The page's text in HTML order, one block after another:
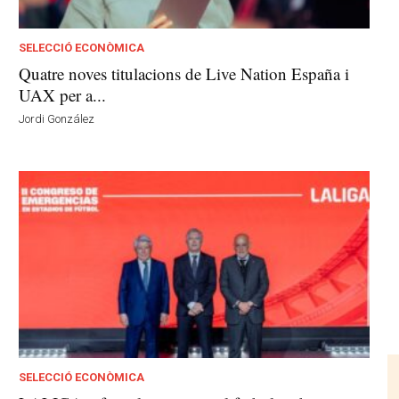
SELECCIÓ ECONÒMICA
Quatre noves titulacions de Live Nation España i
UAX per a...
Jordi González
SELECCIÓ ECONÒMICA